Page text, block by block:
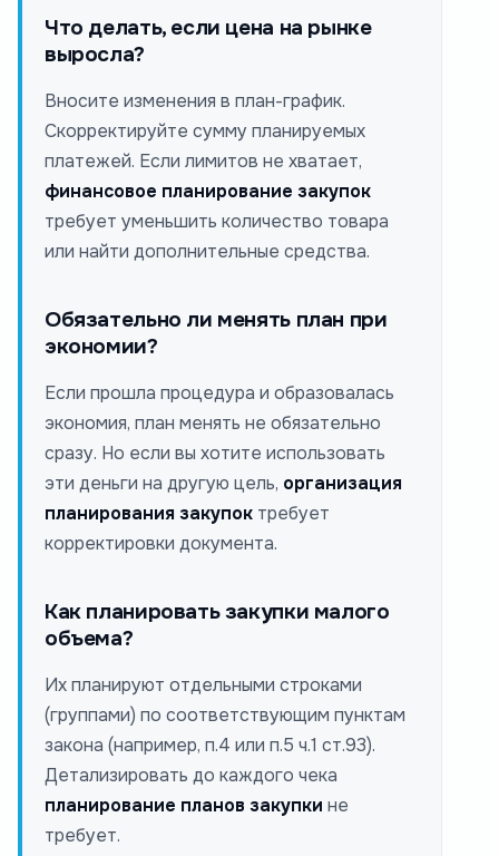
Что делать, если цена на рынке
выросла?
Вносите изменения в план-график.
Скорректируйте сумму планируемых
платежей. Если лимитов не хватает,
финансовое планирование закупок
требует уменьшить количество товара
или найти дополнительные средства.
Обязательно ли менять план при
экономии?
Если прошла процедура и образовалась
экономия, план менять не обязательно
сразу. Но если вы хотите использовать
эти деньги на другую цель, организация
планирования закупок требует
корректировки документа.
Как планировать закупки малого
объема?
Их планируют отдельными строками
(группами) по соответствующим пунктам
закона (например, п.4 или п.5 ч.1 ст.93).
Детализировать до каждого чека
планирование планов закупки не
требует.